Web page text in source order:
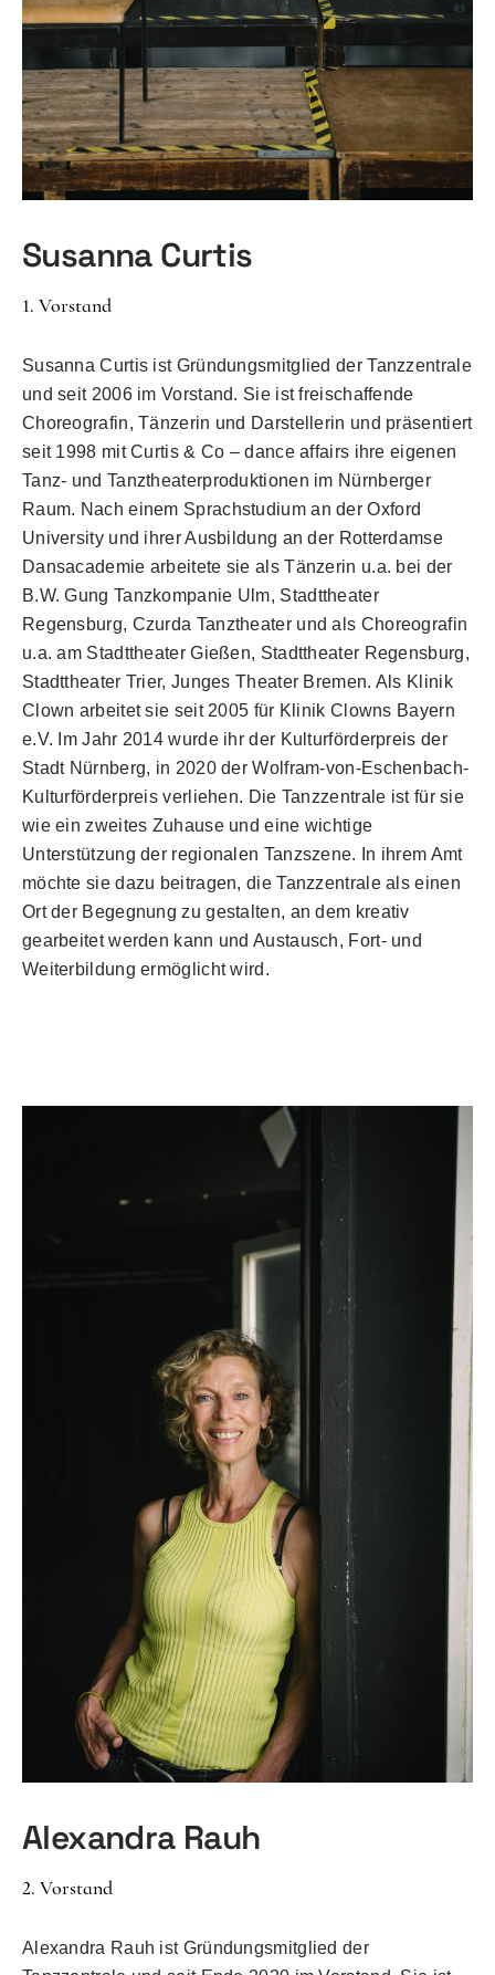
Susanna Curtis
1. Vorstand
Susanna Curtis ist Gründungsmitglied der Tanzzentrale
und seit 2006 im Vorstand. Sie ist freischaffende
Choreografin, Tänzerin und Darstellerin und präsentiert
seit 1998 mit Curtis & Co – dance affairs ihre eigenen
Tanz- und Tanztheaterproduktionen im Nürnberger
Raum. Nach einem Sprachstudium an der Oxford
University und ihrer Ausbildung an der Rotterdamse
Dansacademie arbeitete sie als Tänzerin u.a. bei der
B.W. Gung Tanzkompanie Ulm, Stadttheater
Regensburg, Czurda Tanztheater und als Choreografin
u.a. am Stadttheater Gießen, Stadttheater Regensburg,
Stadttheater Trier, Junges Theater Bremen. Als Klinik
Clown arbeitet sie seit 2005 für Klinik Clowns Bayern
e.V. Im Jahr 2014 wurde ihr der Kulturförderpreis der
Stadt Nürnberg, in 2020 der Wolfram-von-Eschenbach-
Kulturförderpreis verliehen. Die Tanzzentrale ist für sie
wie ein zweites Zuhause und eine wichtige
Unterstützung der regionalen Tanzszene. In ihrem Amt
möchte sie dazu beitragen, die Tanzzentrale als einen
Ort der Begegnung zu gestalten, an dem kreativ
gearbeitet werden kann und Austausch, Fort- und
Weiterbildung ermöglicht wird.
Alexandra Rauh
2. Vorstand
Alexandra Rauh ist Gründungsmitglied der